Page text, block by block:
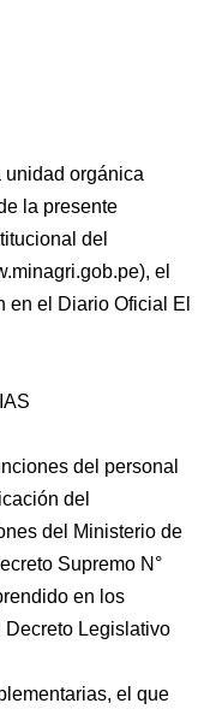
unidad orgánica
la presente
del
el
en el Diario Oficial El
del personal
del
del Ministerio de
Supremo N°
en los
Decreto Legislativo
el que